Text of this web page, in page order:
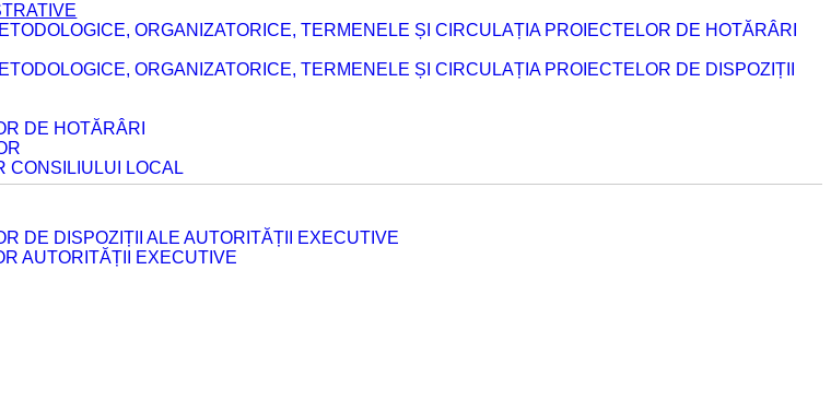
ORGANIZATORICE, TERMENELE ȘI CIRCULAȚIA PROIECTELOR DE HOTĂRÂRI
ORGANIZATORICE, TERMENELE ȘI CIRCULAȚIA PROIECTELOR DE DISPOZIȚII
DE HOTĂRÂRI
CONSILIULUI LOCAL
DE DISPOZIȚII ALE AUTORITĂȚII EXECUTIVE
AUTORITĂȚII EXECUTIVE